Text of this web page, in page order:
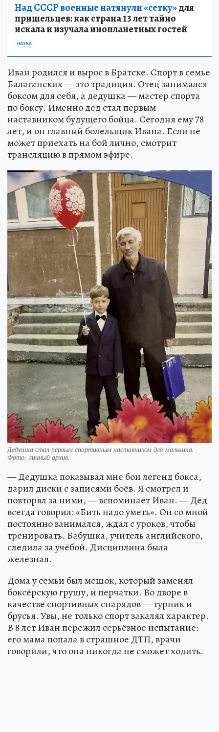
Над СССР военные натянули «сетку»для
пришельцев: как страна 13 лет тайно
искала и изучала инопланетных гостей
НАУКА
Иван родился и вырос в Братске. Спорт в семье
Балаганских — это традиция. Отец занимался
боксом для себя, а дедушка — мастер спорта
по боксу. Именно дед стал первым
наставником будущего бойца. Сегодня ему 78
лет, и он главный болельщик Ивана. Если не
может приехать на бой лично, смотрит
трансляцию в прямом эфире.
Дедушка стал первым спортивным наставником для мальчика.
Фото: личный архив.
— Дедушка показывал мне бои легенд бокса,
дарил диски с записями боёв. Я смотрел и
повторял за ними, — вспоминает Иван. — Дед
всегда говорил: «Бить надо уметь». Он со мной
постоянно занимался, ждал с уроков, чтобы
тренировать. Бабушка, учитель английского,
следила за учёбой. Дисциплина была
железная.
Дома у семьи был мешок, который заменял
боксёрскую грушу, и перчатки. Во дворе в
качестве спортивных снарядов — турник и
брусья. Увы, не только спорт закалял характер.
В 8 лет Иван пережил серьёзное испытание:
его мама попала в страшное ДТП, врачи
говорили, что она никогда не сможет ходить.